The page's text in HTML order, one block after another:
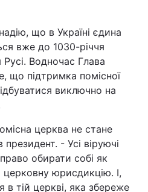
що в Україні єдина
вже до 1030-річчя
Водночас Глава
що підтримка помісної
виключно на
церква не стане
- Усі віруючі
обирати собі як
юрисдикцію. І,
в тій церкві, яка збереже